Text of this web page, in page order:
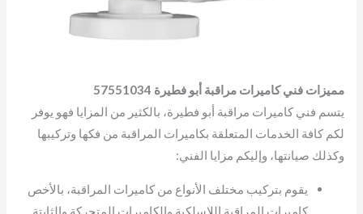
مميزات فني كاميرات مراقبة أبو فطيرة 57551034
يتسم فني كاميرات مراقبة أبو فطيرة، بالكثير من المزايا فهو يوفر
لكم كافة الخدمات المتعلقة بكاميرات المراقبة من فكها وتركيبها
وكذلك صيانتها، وإليكم مزايا الفني:
يقوم بتركيب مختلف الأنواع من كاميرات المراقبة، بالأخص
كاميرات المراقبة اللاسلكية والكاميرات المتحركة والثابتة.